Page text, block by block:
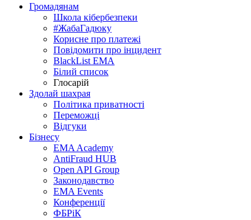
Громадянам
Школа кібербезпеки
#ЖабаГадюку
Корисне про платежі
Повідомити про інцидент
BlackList EMA
Білий список
Глосарій
Здолай шахрая
Політика приватності
Переможцi
Відгуки
Бізнесу
EMA Academy
AntiFraud HUB
Open API Group
Законодавство
EMA Events
Конференції
ФБРіК